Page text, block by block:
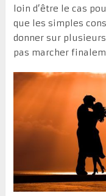
loin d’être le cas
que les simples
donner sur
pas marcher